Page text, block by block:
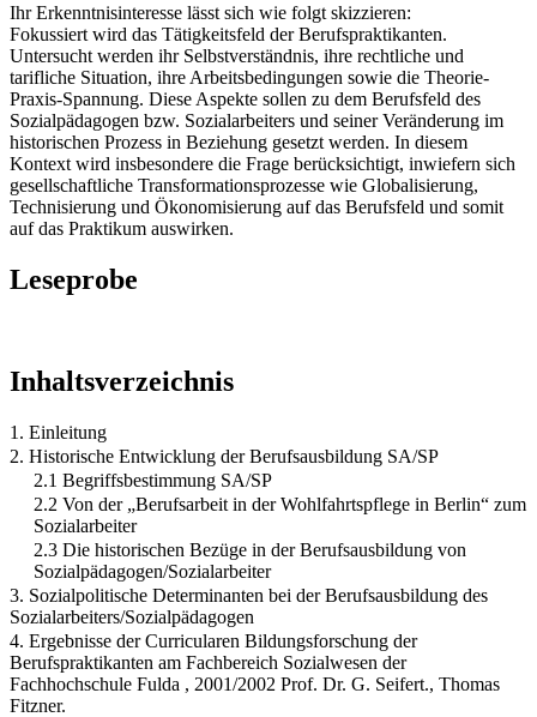
Ihr Erkenntnisinteresse lässt sich wie folgt skizzieren:
Fokussiert wird das Tätigkeitsfeld der Berufspraktikanten.
Untersucht werden ihr Selbstverständnis, ihre rechtliche und
tarifliche Situation, ihre Arbeitsbedingungen sowie die Theorie-
Praxis-Spannung. Diese Aspekte sollen zu dem Berufsfeld des
Sozialpädagogen bzw. Sozialarbeiters und seiner Veränderung im
historischen Prozess in Beziehung gesetzt werden. In diesem
Kontext wird insbesondere die Frage berücksichtigt, inwiefern sich
gesellschaftliche Transformationsprozesse wie Globalisierung,
Technisierung und Ökonomisierung auf das Berufsfeld und somit
auf das Praktikum auswirken.
Leseprobe
Inhaltsverzeichnis
1. Einleitung
2. Historische Entwicklung der Berufsausbildung SA/SP
2.1 Begriffsbestimmung SA/SP
2.2 Von der „Berufsarbeit in der Wohlfahrtspflege in Berlin“ zum
Sozialarbeiter
2.3 Die historischen Bezüge in der Berufsausbildung von
Sozialpädagogen/Sozialarbeiter
3. Sozialpolitische Determinanten bei der Berufsausbildung des
Sozialarbeiters/Sozialpädagogen
4. Ergebnisse der Curricularen Bildungsforschung der
Berufspraktikanten am Fachbereich Sozialwesen der
Fachhochschule Fulda , 2001/2002 Prof. Dr. G. Seifert., Thomas
Fitzner.